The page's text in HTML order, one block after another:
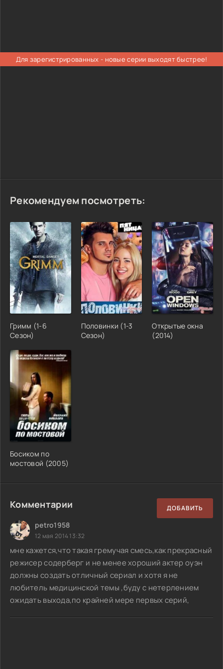
Для зарегистрированных - новые серии выходят быстрее!
Рекомендуем посмотреть:
Гримм (1-6
Сезон)
Половинки (1-3
Сезон)
Открытые окна
(2014)
Босиком по
мостовой (2005)
Комментарии ДОБАВИТЬ
petro1958
12 мая 2014 13:32
мне кажется,что такая гремучая смесь,как прекрасный
режисер содерберг и не менее хороший актер оуэн
должны создать отличный сериал и хотя я не
любитель медицинской темы ,буду с нетерлением
ожидать выхода,по крайней мере первых серий,